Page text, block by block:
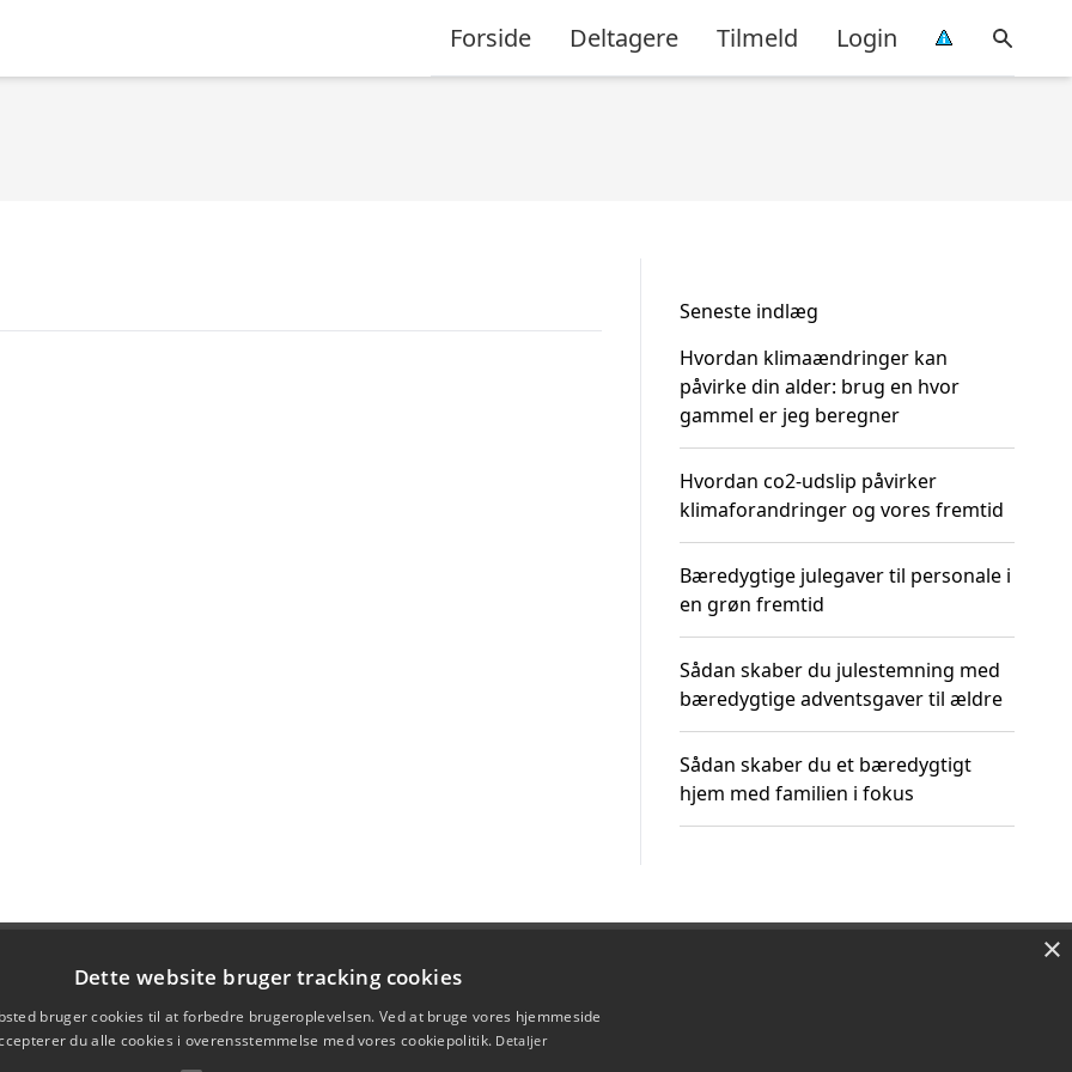
Forside Deltagere Tilmeld Login
Seneste indlæg
Hvordan klimaændringer kan
påvirke din alder: brug en hvor
gammel er jeg beregner
Hvordan co2-udslip påvirker
klimaforandringer og vores fremtid
Bæredygtige julegaver til personale i
en grøn fremtid
Sådan skaber du julestemning med
bæredygtige adventsgaver til ældre
Sådan skaber du et bæredygtigt
hjem med familien i fokus
×
Dette website bruger tracking cookies
bruger cookies til at forbedre brugeroplevelsen. Ved at bruge vores hjemmeside
du alle cookies i overensstemmelse med vores cookiepolitik. Detaljer